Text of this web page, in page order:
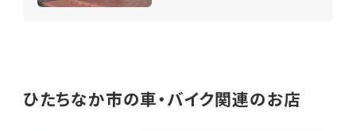
ひたちなか市の車・バイク関連のお店